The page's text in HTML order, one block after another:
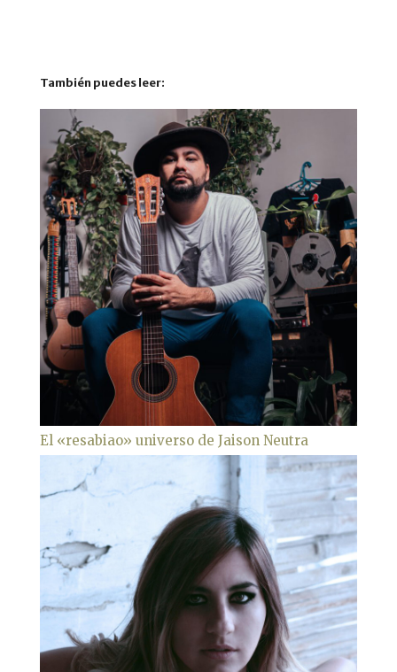
También puedes leer:
El «resabiao» universo de Jaison Neutra